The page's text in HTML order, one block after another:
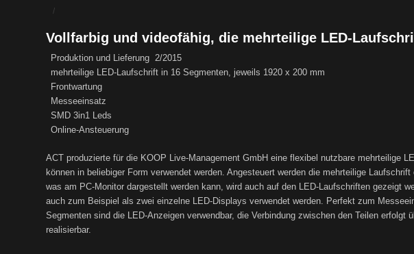
/
Vollfarbig und videofähig, die mehrteilige LED-
Produktion und Lieferung 2/2015
mehrteilige LED-Laufschrift in 16 Segmenten, jeweils 1920 x 200 mm
Frontwartung
Messeeinsatz
SMD 3in1 Leds
Online-Ansteuerung
ACT produzierte für die KOOP Live-Management GmbH eine flexibel nutzbare mehrteilige
können in beliebiger Form verwendet werden. Angesteuert werden die mehrteilige
was am PC-Monitor dargestellt werden kann, wird auch auf den LED-Laufschriften gezeigt
auch zum Beispiel als zwei einzelne LED-Displays verwendet werden. Perfekt zum
Segmenten sind die LED-Anzeigen verwendbar, die Verbindung zwischen den Teilen
realisierbar.